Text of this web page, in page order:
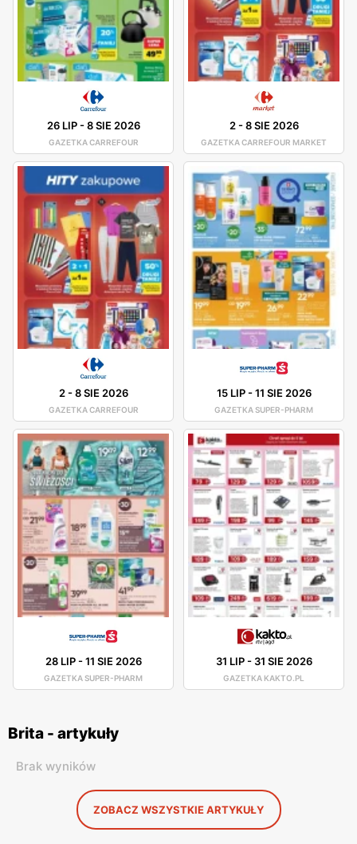
26 LIP-8 SIE 2026
GAZETKA CARREFOUR
2-8 SIE 2026
GAZETKA CARREFOUR MARKET
2-8 SIE 2026
GAZETKA CARREFOUR
15 LIP-11 SIE 2026
GAZETKA SUPER-PHARM
28 LIP-11 SIE 2026
GAZETKA SUPER-PHARM
31 LIP- 31 SIE 2026
GAZETKA KAKTO.PL
Brita - artykuły
Brak wyników
ZOBACZ WSZYSTKIE ARTYKUŁY